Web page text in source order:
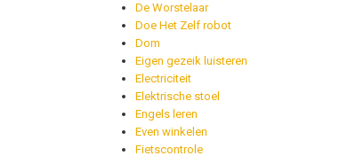
De Worstelaar
Doe Het Zelf robot
Dom
Eigen gezeik luisteren
Electriciteit
Elektrische stoel
Engels leren
Even winkelen
Fietscontrole